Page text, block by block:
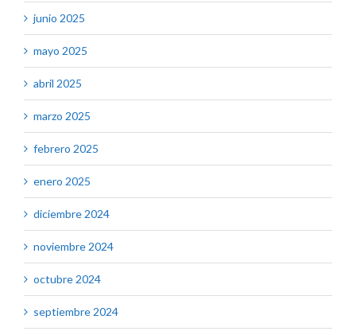
junio 2025
mayo 2025
abril 2025
marzo 2025
febrero 2025
enero 2025
diciembre 2024
noviembre 2024
octubre 2024
septiembre 2024